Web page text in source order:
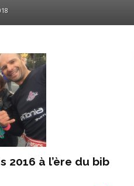
2016 à l’ère du bib